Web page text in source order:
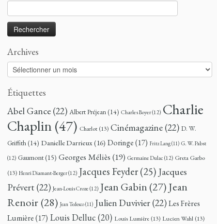
Archives
Archives
Étiquettes
Abel Gance(22) Albert Préjean(14) Charles Boyer(12) Charlie
Chaplin(47) Charlot (13) Cinémagazine(22) D. W.
Griffith(14) Danielle Darrieux(16) Doringe(17) Fritz Lang(11) G. W. Pabst
(12) Gaumont(15) Georges Méliès (19) Germaine Dulac (12) Greta Garbo
(13) Henri Diamant-Berger(12) Jacques Feyder(25) Jacques
Prévert(22) Jean-Louis Croze (12) Jean Gabin (27) Jean
Renoir (28) Jean Tedesco(11) Julien Duvivier(22)Les Frères
Lumière(17) Louis Delluc (20) Louis Lumière (13) Lucien Wahl (13)